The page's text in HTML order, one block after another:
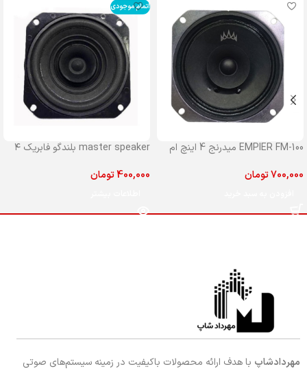
EMPIER FM-100 میدرنج 4 اینچ ام
700,000تومان
اتمام موجودی
master speaker بلندگو فابریک ۴
400,000تومان
مهردادشاپ با هدف ارائه محصولات باکیفیت در زمینه سیستم‌های صوتی